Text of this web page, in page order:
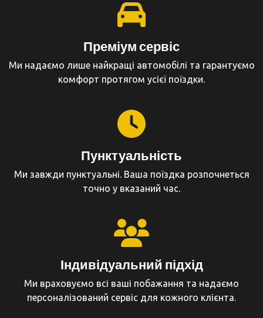
Преміум сервіс
Ми надаємо лише найкращі автомобілі та гарантуємо
комфорт протягом усієї поїздки.
Пунктуальність
Ми завжди пунктуальні. Ваша поїздка розпочнеться
точно у вказаний час.
Індивідуальний підхід
Ми враховуємо всі ваші побажання та надаємо
персоналізований сервіс для кожного клієнта.